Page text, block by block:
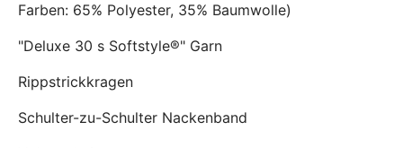
Farben: 65% Polyester, 35% Baumwolle)
"Deluxe 30 s Softstyle®" Garn
Rippstrickkragen
Schulter-zu-Schulter Nackenband